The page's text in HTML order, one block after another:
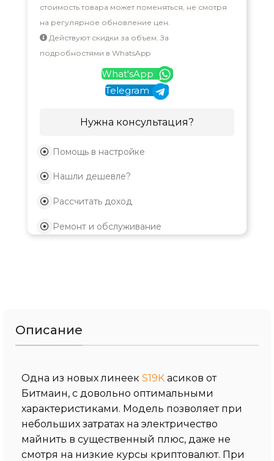
стоимость товара может поменяться, не смотря
на регулярное обновление цен.
Действуют скидки за объем. За
подробностями в WhatsApp
What'sApp
Telegram
Нужна консультация?
Помощь в настройке
Нашли дешевле?
Рассчитать доход
Ремонт и обслуживание
Описание
Одна из новых линеек S19K асиков от
Битмаин, с довольно оптимальными
характеристиками. Модель позволяет при
небольших затратах на электричество
майнить в существенный плюс, даже не
смотря на низкие курсы криптовалют. При